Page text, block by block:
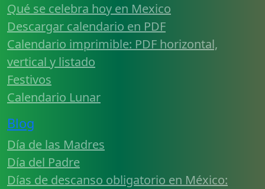
Qué se celebra hoy en Mexico
Descargar calendario en PDF
Calendario imprimible: PDF horizontal,
vertical y listado
Festivos
Calendario Lunar
Blog
Día de las Madres
Día del Padre
Días de descanso obligatorio en México: